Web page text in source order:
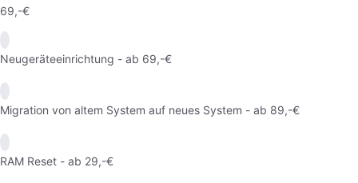
69,-€
Neugeräteeinrichtung - ab 69,-€
Migration von altem System auf neues System - ab 89,-€
RAM Reset - ab 29,-€